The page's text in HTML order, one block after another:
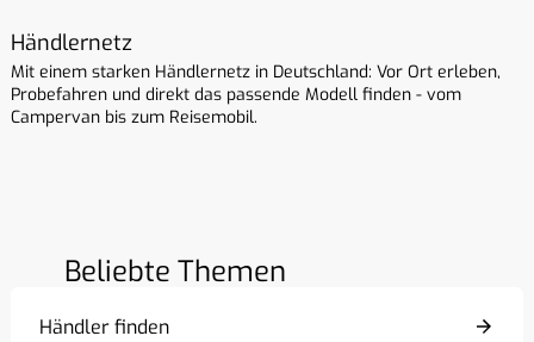
Händlernetz
Mit einem starken Händlernetz in Deutschland: Vor Ort erleben,
Probefahren und direkt das passende Modell finden - vom
Campervan bis zum Reisemobil.
Beliebte Themen
Händler finden